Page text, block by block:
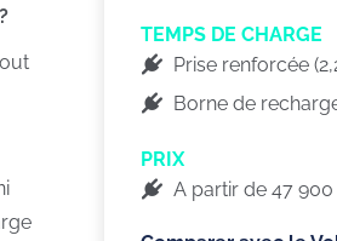
TEMPS DE CHARGE
Prise renforcée
Borne de
PRIX
A partir de 47